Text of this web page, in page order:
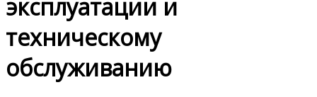
эксплуатации и
техническому
обслуживанию